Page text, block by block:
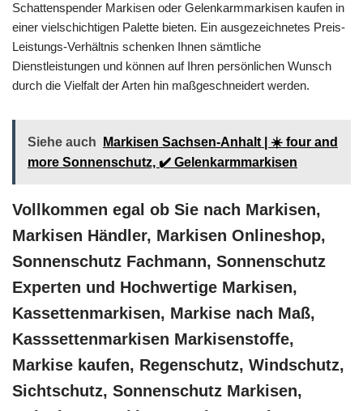
Schattenspender Markisen oder Gelenkarmmarkisen kaufen in
einer vielschichtigen Palette bieten. Ein ausgezeichnetes Preis-
Leistungs-Verhältnis schenken Ihnen sämtliche
Dienstleistungen und können auf Ihren persönlichen Wunsch
durch die Vielfalt der Arten hin maßgeschneidert werden.
Siehe auch
Markisen Sachsen-Anhalt | ☀️ four and
more Sonnenschutz, ✔️ Gelenkarmmarkisen
Vollkommen egal ob Sie nach Markisen,
Markisen Händler, Markisen Onlineshop,
Sonnenschutz Fachmann, Sonnenschutz
Experten und Hochwertige Markisen,
Kassettenmarkisen, Markise nach Maß,
Kasssettenmarkisen Markisenstoffe,
Markise kaufen, Regenschutz, Windschutz,
Sichtschutz, Sonnenschutz Markisen,